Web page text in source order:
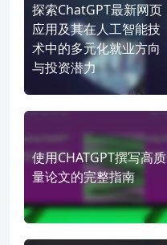
探索ChatGPT最新网页
应用及其在人工智能技
术中的多元化就业方向
与投资潜力
使用CHATGPT撰写高质
量论文的完整指南